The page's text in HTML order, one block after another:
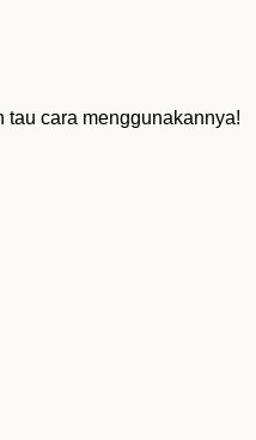
cara menggunakannya!